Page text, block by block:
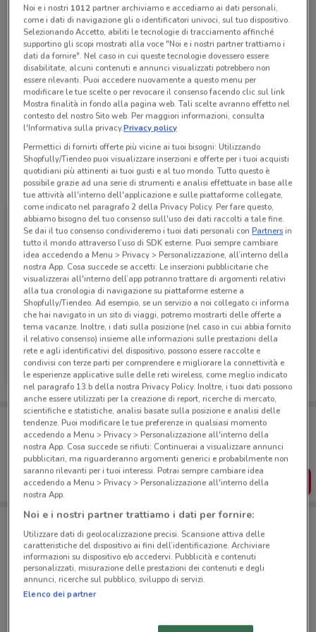
Chiama il negozio
Aperto
Lunedì 09:00 / 21:00
Martedì 09:00 / 21:00
Mercoledì 09:00 / 21:00
Giovedì 09:00 / 21:00
Venerdì 09:00 / 21:00
Sabato 09:00 / 21:00
Domenica 09:00 / 21:00
.
Musicar Srl - Cc Leonardo - Interno K2E
Tutte le promozioni di questo negozio
Vodafone
Scade il 31/08 1.6 km
Porta DoveConviene sempre con te!
Puoi trovare le migliori offerte dei negozi vicino a te,
salvarle e creare la tua lista del risparmio, comodamente
dal tuo cellulare.
SCARICA L’APP
Negozi Vodafone a Imola
Noi e i nostri 1012partner archiviamo e accediamo ai dati personali,
come i dati di navigazione gli o identificatori univoci, sul tuo dispositivo.
Selezionando Accetto, abiliti le tecnologie di tracciamento affinché
supportino gli scopi mostrati alla voce "Noi e i nostri partner trattiamo i
dati da fornire". Nel caso in cui queste tecnologie dovessero essere
disabilitate, alcuni contenuti e annunci visualizzati potrebbero non
essere rilevanti. Puoi accedere nuovamente a questo menu per
modificare le tue scelte o per revocare il consenso facendo clic sul link
Mostra finalità in fondo alla pagina web. Tali scelte avranno effetto nel
contesto del nostro Sito web. Per maggiori informazioni, consulta
l'Informativa sulla privacy.Privacy policy
Permettici di fornirti offerte più vicine ai tuoi bisogni: Utilizzando
Shopfully/Tiendeo puoi visualizzare inserzioni e offerte per i tuoi acquisti
quotidiani più attinenti ai tuoi gusti e al tuo mondo. Tutto questo è
possibile grazie ad una serie di strumenti e analisi effettuate in base alle
tue attività all'interno dell'applicazione e sulle piattaforme collegate,
come indicato nel paragrafo 2 della Privacy Policy. Per fare questo,
abbiamo bisogno del tuo consenso sull'uso dei dati raccolti a tale fine.
Se dai il tuo consenso condivideremo i tuoi dati personali conPartnersin
tutto il mondo attraverso l’uso di SDK esterne. Puoi sempre cambiare
idea accedendo a Menu > Privacy > Personalizzazione, all’interno della
nostra App. Cosa succede se accetti: Le inserzioni pubblicitarie che
visualizzerai all'interno dell’app potranno trattare di argomenti relativi
alla tua cronologia di navigazione su piattaforme esterne a
Shopfully/Tiendeo. Ad esempio, se un servizio a noi collegato ci informa
che hai navigato in un sito di viaggi, potremo mostrarti delle offerte a
tema vacanze. Inoltre, i dati sulla posizione (nel caso in cui abbia fornito
il relativo consenso) insieme alle informazioni sulle prestazioni della
rete e agli identificativi del dispositivo, possono essere raccolte e
condivisi con terze parti per comprendere e migliorare la connettività e
le esperienze applicative sulle delle reti wireless, come meglio indicato
nel paragrafo 13.b della nostra Privacy Policy. Inoltre, i tuoi dati possono
anche essere utilizzati per la creazione di report, ricerche di mercato,
scientifiche e statistiche, analisi basate sulla posizione e analisi delle
tendenze. Puoi modificare le tue preferenze in qualsiasi momento
accedendo a Menu > Privacy > Personalizzazione all'interno della
nostra App. Cosa succede se rifiuti: Continuerai a visualizzare annunci
pubblicitari, ma riguarderanno argomenti generici e probabilmente non
saranno rilevanti per i tuoi interessi. Potrai sempre cambiare idea
accedendo a Menu > Privacy > Personalizzazione all'interno della
nostra App.
Noi e i nostri partner trattiamo i dati per fornire:
Utilizzare dati di geolocalizzazione precisi. Scansione attiva delle
caratteristiche del dispositivo ai fini dell’identificazione. Archiviare
informazioni su dispositivo e/o accedervi. Pubblicità e contenuti
personalizzati, misurazione delle prestazioni dei contenuti e degli
annunci, ricerche sul pubblico, sviluppo di servizi.
Elenco dei partner